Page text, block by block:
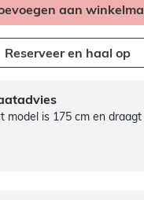
aan
Reserveer en haal op
model is 175 cm en